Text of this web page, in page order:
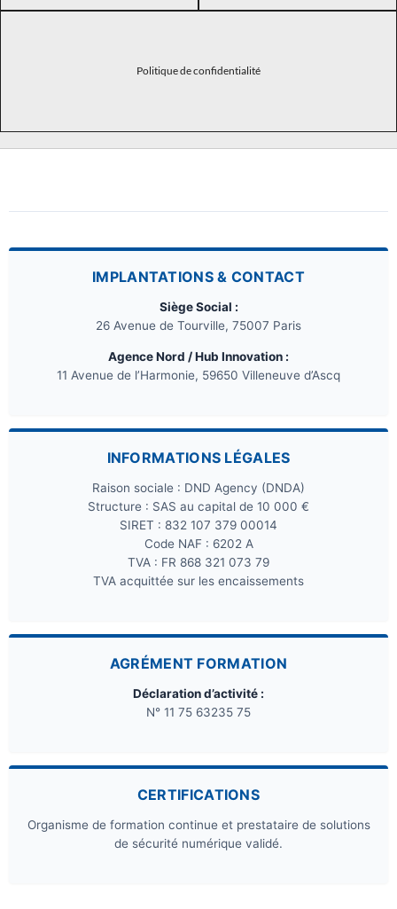
Politique de confidentialité
IMPLANTATIONS & CONTACT
Siège Social :
26 Avenue de Tourville, 75007 Paris
Agence Nord / Hub Innovation :
11 Avenue de l’Harmonie, 59650 Villeneuve d’Ascq
INFORMATIONS LÉGALES
Raison sociale : DND Agency (DNDA)
Structure : SAS au capital de 10 000 €
SIRET : 832 107 379 00014
Code NAF : 6202 A
TVA : FR 868 321 073 79
TVA acquittée sur les encaissements
AGRÉMENT FORMATION
Déclaration d’activité :
N° 11 75 63235 75
CERTIFICATIONS
Organisme de formation continue et prestataire de solutions
de sécurité numérique validé.